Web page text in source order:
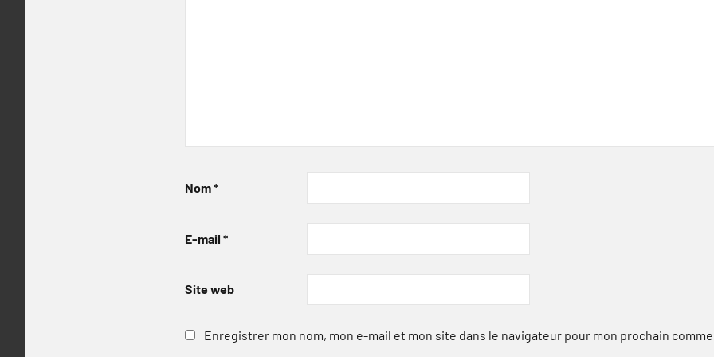
Nom*
E-mail *
Site web
Enregistrer mon nom, mon e-mail et mon site dans le navigateur pour mon prochain